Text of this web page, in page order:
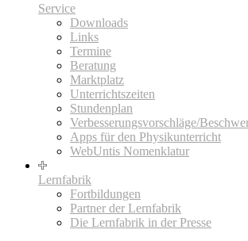
Service
Downloads
Links
Termine
Beratung
Marktplatz
Unterrichtszeiten
Stundenplan
Verbesserungsvorschläge/
Apps für den Physikunterricht
WebUntis Nomenklatur
Lernfabrik
Fortbildungen
Partner der Lernfabrik
Die Lernfabrik in der Presse